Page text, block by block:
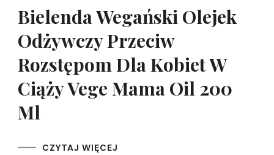
Bielenda Wegański Olejek
Odżywczy Przeciw
Rozstępom Dla Kobiet W
Ciąży Vege Mama Oil 200
Ml
CZYTAJ WIĘCEJ